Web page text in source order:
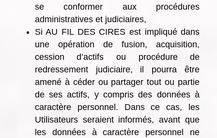
se conformer aux procédures
administratives et judiciaires,
Si AU FIL DES CIRES est impliqué dans
une opération de fusion, acquisition,
cession d’actifs ou procédure de
redressement judiciaire, il pourra être
amené à céder ou partager tout ou partie
de ses actifs, y compris des données à
caractère personnel. Dans ce cas, les
Utilisateurs seraient informés, avant que
les données à caractère personnel ne